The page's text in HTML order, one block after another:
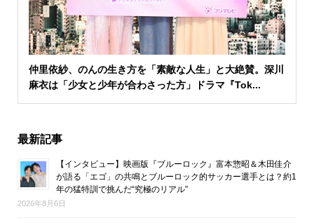
仲里依紗、のんの生き方を「素敵な人生」と大絶賛。深川
麻衣は「少女と少年が合わさった方」ドラマ『Tok...
最新記事
【インタビュー】映画版『ブルーロック』富本惣昭＆木田佳介
が語る「エゴ」の共鳴とブルーロック的サッカー選手とは？約1
年の猛特訓で挑んだ“究極のリアル”
2026年8月6日